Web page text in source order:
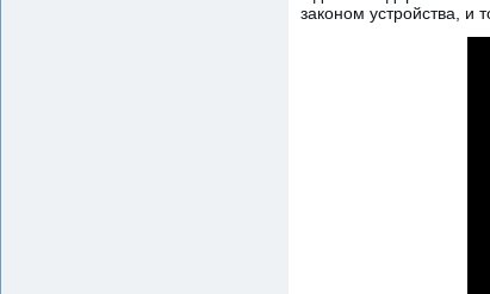
законом устройства, и